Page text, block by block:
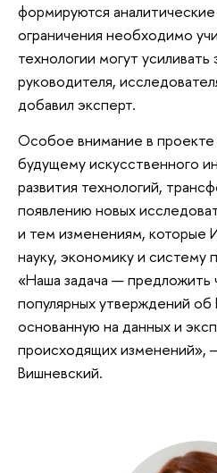
формируются
ограничения необходимо
технологии могут усиливать
руководителя,
добавил эксперт.
Особое внимание в проекте
будущему искусственного
развития технологий,
появлению новых
и тем изменениям, которые
науку, экономику и систему
«Наша задача — предложить
популярных утверждений
основанную на данных и
происходящих изменений»,
Вишневский.